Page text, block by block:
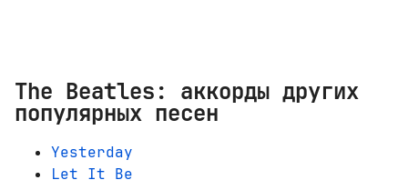
The Beatles: аккорды других
популярных песен
Yesterday
Let It Be